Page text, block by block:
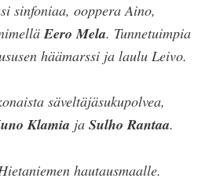
sinfoniaa, ooppera Aino,
Eero Mela. Tunnetuimpia
häämarssi ja laulu Leivo.
säveltäjäsukupolvea,
Klamia ja Sulho Rantaa.
hautausmaalle.